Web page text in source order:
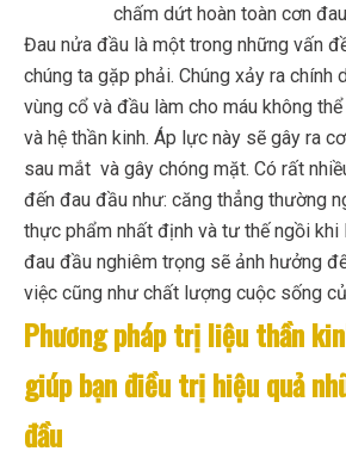
chấm dứt hoàn toàn cơn
Đau nửa đầu là một trong những vấn
chúng ta gặp phải. Chúng xảy ra chính
vùng cổ và đầu làm cho máu không
và hệ thần kinh. Áp lực này sẽ gây ra
sau mắt và gây chóng mặt. Có rất
đến đau đầu như: căng thẳng thường
thực phẩm nhất định và tư thế ngồi khi
đau đầu nghiêm trọng sẽ ảnh hưởng
việc cũng như chất lượng cuộc sống
Phương pháp trị liệu thần
giúp bạn điều trị hiệu quả
đầu